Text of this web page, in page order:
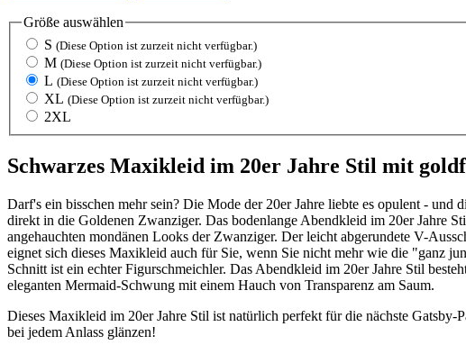
Größe auswählen
S (Diese Option ist zurzeit nicht verfügbar.)
M (Diese Option ist zurzeit nicht verfügbar.)
L (Diese Option ist zurzeit nicht verfügbar.)
XL (Diese Option ist zurzeit nicht verfügbar.)
2XL
Schwarzes Maxikleid im 20er Jahre Stil mit
Darf's ein bisschen mehr sein? Die Mode der 20er Jahre liebte es opulent -
direkt in die Goldenen Zwanziger. Das bodenlange Abendkleid im 20er Jahre
angehauchten mondänen Looks der Zwanziger. Der leicht abgerundete V-
eignet sich dieses Maxikleid auch für Sie, wenn Sie nicht mehr wie die "ganz
Schnitt ist ein echter Figurschmeichler. Das Abendkleid im 20er Jahre Stil
eleganten Mermaid-Schwung mit einem Hauch von Transparenz am Saum.
Dieses Maxikleid im 20er Jahre Stil ist natürlich perfekt für die nächste Gatsby-
bei jedem Anlass glänzen!